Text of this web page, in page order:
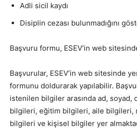
Adli sicil kaydı
Disiplin cezası bulunmadığını
Başvuru formu, ESEV’in web
Başvurular, ESEV’in web sitesinde
formunu doldurarak yapılabilir.
istenilen bilgiler arasında ad, soyad,
bilgileri, eğitim bilgileri, aile bilgileri,
bilgileri ve kişisel bilgiler yer